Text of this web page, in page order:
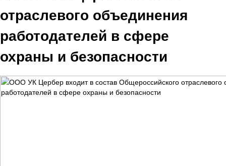
отраслевого объединения
работодателей в сфере
охраны и безопасности